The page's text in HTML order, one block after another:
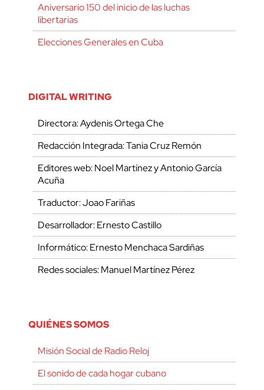
Aniversario 150 del inicio de las luchas
libertarias
Elecciones Generales en Cuba
DIGITAL WRITING
Directora: Aydenis Ortega Che
Redacción Integrada: Tania Cruz Remón
Editores web: Noel Martínez y Antonio García
Acuña
Traductor: Joao Fariñas
Desarrollador: Ernesto Castillo
Informático: Ernesto Menchaca Sardiñas
Redes sociales: Manuel Martínez Pérez
QUIÉNES SOMOS
Misión Social de Radio Reloj
El sonido de cada hogar cubano